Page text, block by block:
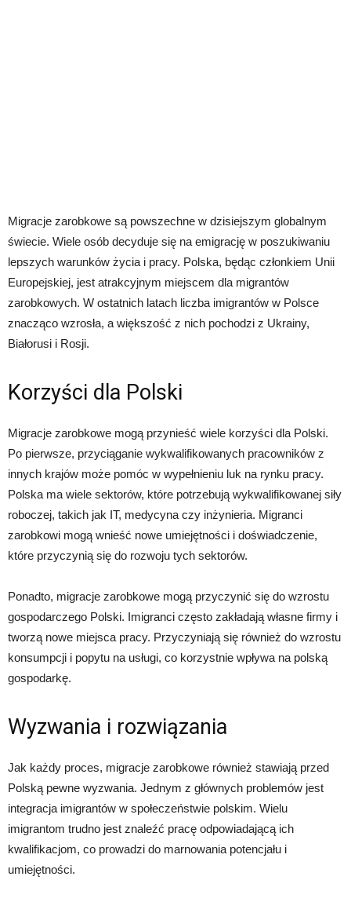
Migracje zarobkowe są powszechne w dzisiejszym globalnym
świecie. Wiele osób decyduje się na emigrację w poszukiwaniu
lepszych warunków życia i pracy. Polska, będąc członkiem Unii
Europejskiej, jest atrakcyjnym miejscem dla migrantów
zarobkowych. W ostatnich latach liczba imigrantów w Polsce
znacząco wzrosła, a większość z nich pochodzi z Ukrainy,
Białorusi i Rosji.
Korzyści dla Polski
Migracje zarobkowe mogą przynieść wiele korzyści dla Polski.
Po pierwsze, przyciąganie wykwalifikowanych pracowników z
innych krajów może pomóc w wypełnieniu luk na rynku pracy.
Polska ma wiele sektorów, które potrzebują wykwalifikowanej siły
roboczej, takich jak IT, medycyna czy inżynieria. Migranci
zarobkowi mogą wnieść nowe umiejętności i doświadczenie,
które przyczynią się do rozwoju tych sektorów.
Ponadto, migracje zarobkowe mogą przyczynić się do wzrostu
gospodarczego Polski. Imigranci często zakładają własne firmy i
tworzą nowe miejsca pracy. Przyczyniają się również do wzrostu
konsumpcji i popytu na usługi, co korzystnie wpływa na polską
gospodarkę.
Wyzwania i rozwiązania
Jak każdy proces, migracje zarobkowe również stawiają przed
Polską pewne wyzwania. Jednym z głównych problemów jest
integracja imigrantów w społeczeństwie polskim. Wielu
imigrantom trudno jest znaleźć pracę odpowiadającą ich
kwalifikacjom, co prowadzi do marnowania potencjału i
umiejętności.